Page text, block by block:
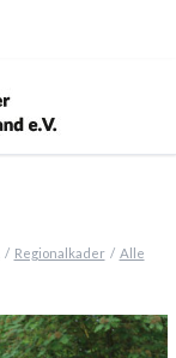
Regionalkader
Alle